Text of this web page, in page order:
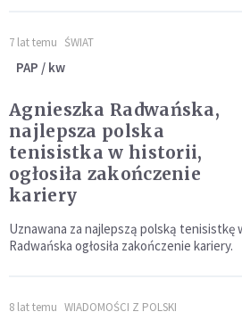
7 lat temu ŚWIAT
PAP / kw
Agnieszka Radwańska,
najlepsza polska
tenisistka w historii,
ogłosiła zakończenie
kariery
Uznawana za najlepszą polską tenisistkę
Radwańska ogłosiła zakończenie kariery.
8 lat temu WIADOMOŚCI Z POLSKI